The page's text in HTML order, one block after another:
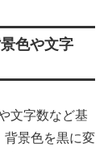
色や文字
文字数など基
背景色を黒に変